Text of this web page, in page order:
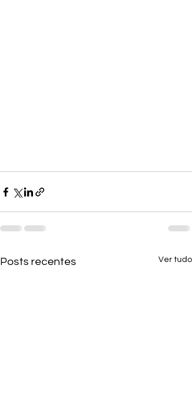
Posts recentes Ver tudo